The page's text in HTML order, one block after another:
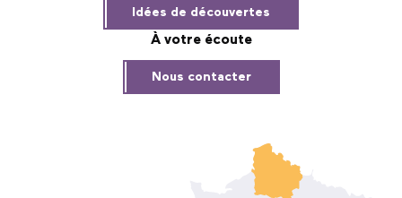
Idées de découvertes
À votre écoute
Nous contacter